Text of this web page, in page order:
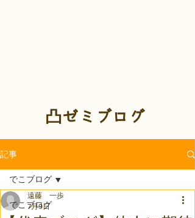
凸ゼミブログ
記事
でこブログ
でこブログ
遠藤 一歩
7月9日